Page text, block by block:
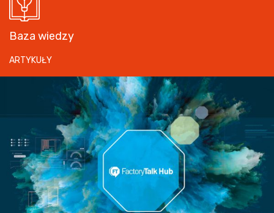
Baza wiedzy
ARTYKUŁY